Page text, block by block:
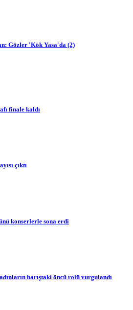
Gözler 'Kök Yasa'da (2)
finale kaldı
çıktı
konserlerle sona erdi
barıştaki öncü rolü vurgulandı